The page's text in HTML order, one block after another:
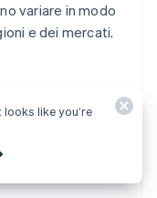
variare in modo
e dei mercati.
like you’re